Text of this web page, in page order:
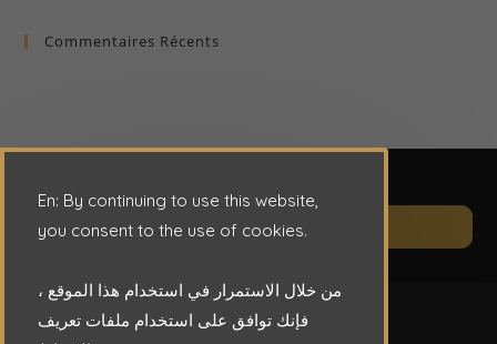
Commentaires Récents
CONTACT
in
En: By continuing to use this website,
you consent to the use of cookies.
من خلال الاستمرار في استخدام هذا الموقع ،
فإنك توافق على استخدام ملفات تعريف